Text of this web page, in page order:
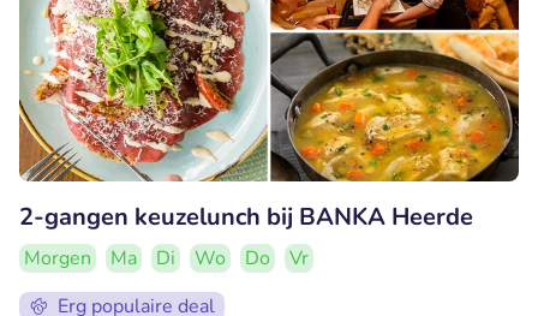
2-gangen keuzelunch bij BANKA Heerde
Morgen Ma Di Wo Do
Vr
Erg populaire deal